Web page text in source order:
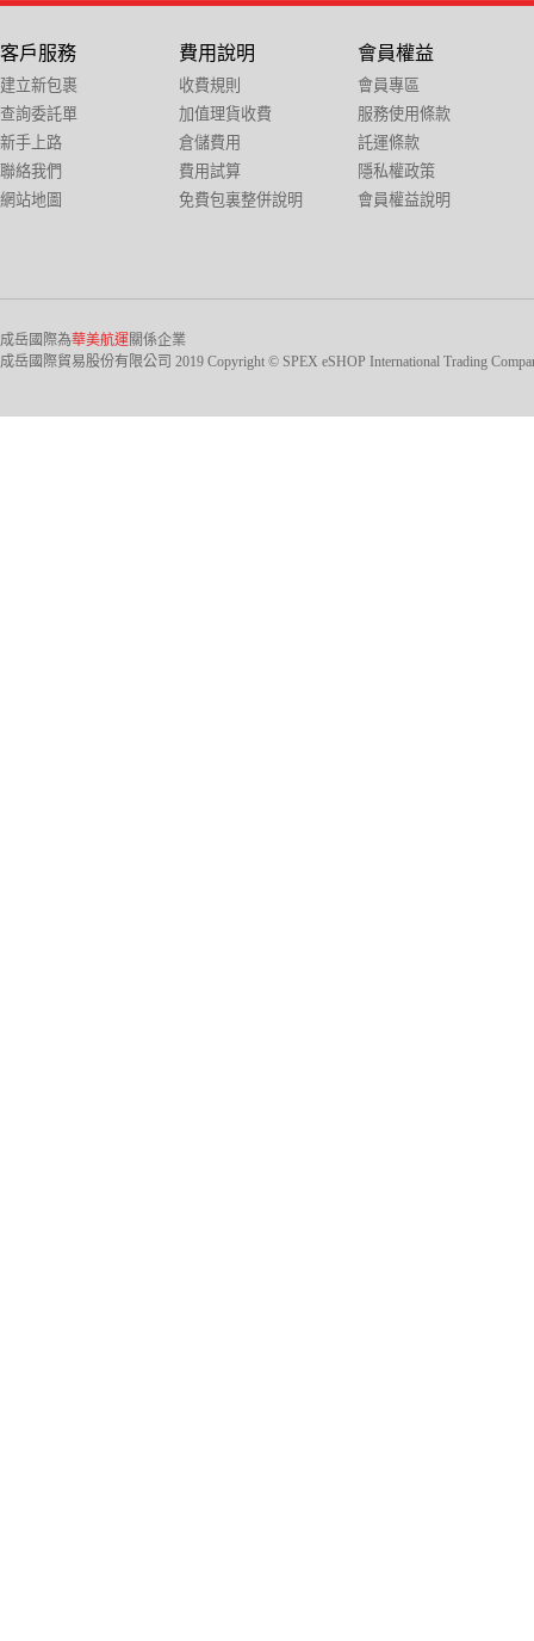
客戶服務
建立新包裹
查詢委託單
新手上路
聯絡我們
網站地圖
費用說明
收費規則
加值理貨收費
倉儲費用
費用試算
免費包裏整併說明
會員權益
會員專區
服務使用條款
託運條款
隱私權政策
會員權益說明
成岳國際為華美航運關係企業
成岳國際貿易股份有限公司 2019 Copyright © SPEX eSHOP International Trading